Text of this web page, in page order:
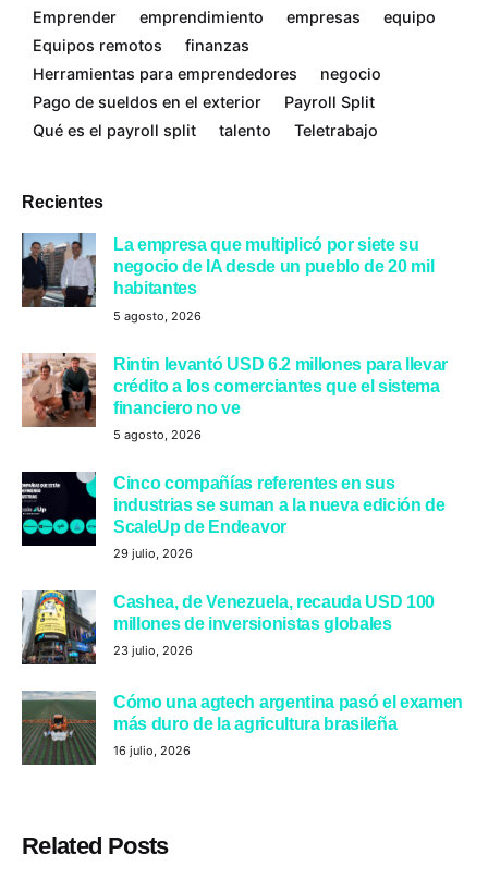
Recientes
La empresa que multiplicó por siete su
negocio de IA desde un pueblo de 20 mil
habitantes
5 agosto, 2026
Rintin levantó USD 6.2 millones para llevar
crédito a los comerciantes que el sistema
financiero no ve
5 agosto, 2026
Cinco compañías referentes en sus
industrias se suman a la nueva edición de
ScaleUp de Endeavor
29 julio, 2026
Cashea, de Venezuela, recauda USD 100
millones de inversionistas globales
23 julio, 2026
Cómo una agtech argentina pasó el examen
más duro de la agricultura brasileña
16 julio, 2026
Emprender
emprendimiento empresas
equipo
Equipos remotos
finanzas
Herramientas para emprendedores
negocio
Pago de sueldos en el exterior
Payroll Split
Qué es el payroll split
talento Teletrabajo
Related Posts